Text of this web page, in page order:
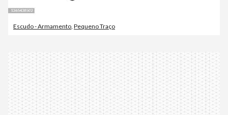
Escudo - Armamento Pequeno Traço